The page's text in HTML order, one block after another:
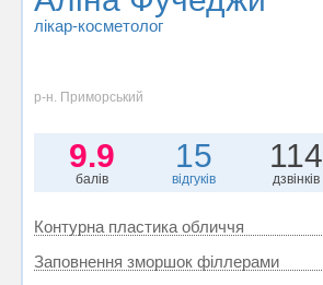
лікар-косметолог
р-н. Приморський
9.9
балів
15
відгуків
114
дзвінків
Контурна пластика обличчя
Заповнення зморшок філлерами